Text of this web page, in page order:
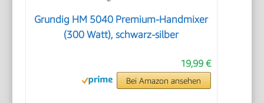
Grundig HM 5040 Premium-Handmixer
(300 Watt), schwarz-silber
19,99 €
Bei Amazon ansehen